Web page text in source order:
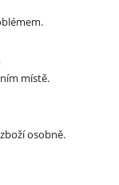
místě.
osobně.